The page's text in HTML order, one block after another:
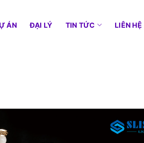
ÁN ĐẠI LÝ TIN TỨC LIÊN HỆ